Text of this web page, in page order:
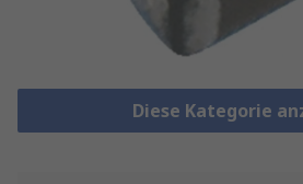
Diese Kategorie